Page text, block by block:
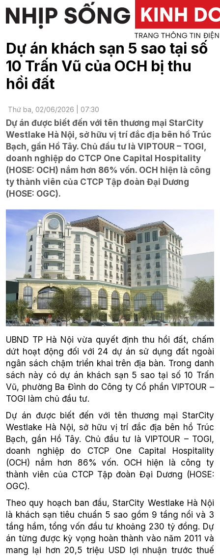
Dự án khách sạn 5 sao tại số
10 Trấn Vũ của OCH bị thu
hồi đất
Thứ ba, 02/06/2026 | 07:30
Dự án được biết đến với tên thương mại StarCity
Westlake Hà Nội, sở hữu vị trí đắc địa bên hồ Trúc
Bạch, gần Hồ Tây. Chủ đầu tư là VIPTOUR – TOGI,
doanh nghiệp do CTCP One Capital Hospitality
(HOSE: OCH) nắm hơn 86% vốn. OCH hiện là công
ty thành viên của CTCP Tập đoàn Đại Dương
(HOSE: OGC).
UBND TP Hà Nội vừa quyết định thu hồi đất, chấm
dứt hoạt động đối với 24 dự án sử dụng đất ngoài
ngân sách chậm triển khai trên địa bàn. Trong danh
sách này có dự án khách sạn 5 sao tại số 10 Trấn
Vũ, phường Ba Đình do Công ty Cổ phần VIPTOUR –
TOGI làm chủ đầu tư.
Dự án được biết đến với tên thương mại StarCity
Westlake Hà Nội, sở hữu vị trí đắc địa bên hồ Trúc
Bạch, gần Hồ Tây. Chủ đầu tư là VIPTOUR – TOGI,
doanh nghiệp do CTCP One Capital Hospitality
(OCH) nắm hơn 86% vốn. OCH hiện là công ty
thành viên của CTCP Tập đoàn Đại Dương (HOSE:
OGC).
Theo quy hoạch ban đầu, StarCity Westlake Hà Nội
là khách sạn tiêu chuẩn 5 sao gồm 9 tầng nổi và 3
tầng hầm, tổng vốn đầu tư khoảng 230 tỷ đồng. Dự
án từng được kỳ vọng hoàn thành vào năm 2011 và
mang lại hơn 20,5 triệu USD lợi nhuận trước thuế